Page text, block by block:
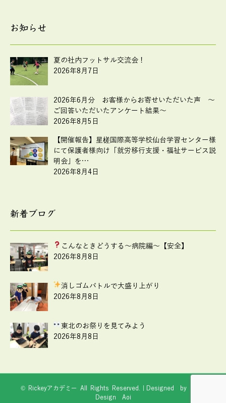
お知らせ
夏の社内フットサル交流会！
2026年8月7日
2026年6月分 お客様からお寄せいただいた声 ～
ご回答いただいたアンケート結果～
2026年8月5日
【開催報告】星槎国際高等学校仙台学習センター様
にて保護者様向け「就労移行支援・福祉サービス説
明会」を…
2026年8月4日
新着ブログ
こんなときどうする ～病院編～【安全】
2026年8月8日
消しゴムバトルで大盛り上がり
2026年8月8日
東北のお祭りを見てみよう
2026年8月8日
© Rickeyアカデミー All Rights Reserved.｜Designed by
Design Aoi